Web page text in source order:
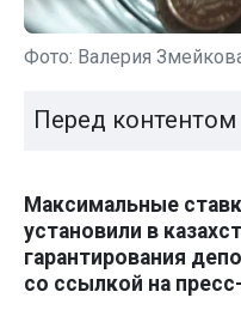
Фото: Валерия
Перед контентом
Максимальные
установили в
гарантирования
со ссылкой на